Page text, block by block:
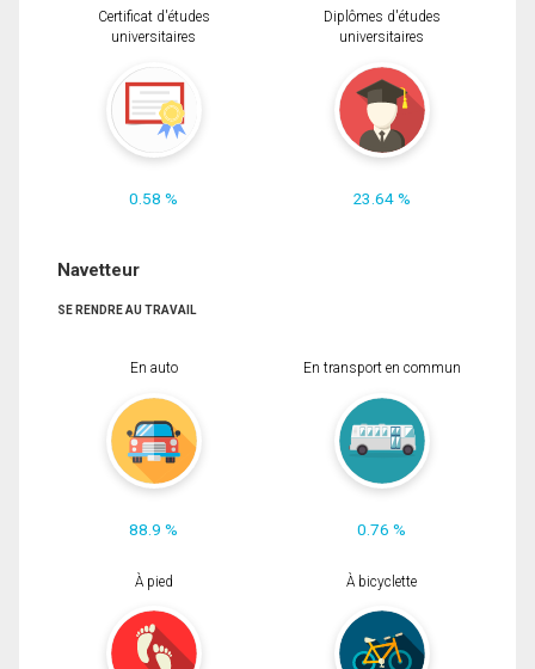
Certificat d'études
universitaires
0.58 %
Diplômes d'études
universitaires
23.64 %
Navetteur
SE RENDRE AU TRAVAIL
En auto
88.9 %
En transport en commun
0.76 %
À pied À bicyclette